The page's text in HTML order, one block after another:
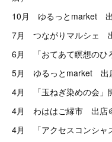
10月 ゆるっとmarket
7月 つながりマルシェ
6月 「おてあて瞑想のひ
5月 ゆるっとmarket 出
4月 「玉ねぎ染めの会」
4月 わははご縁市 出店
4月 「アクセスコンシャ